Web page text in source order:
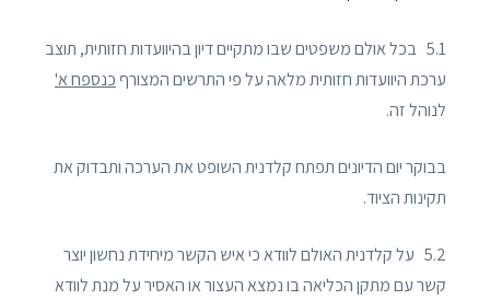
5.1 בכל אולם משפטים שבו מתקיים דיון בהיוועדות חזותית, תוצב
ערכת היוועדות חזותית מלאה על פי התרשים המצורף כנספח א'
לנוהל זה.
בבוקר יום הדיונים תפתח קלדנית השופט את הערכה ותבדוק את
תקינות הציוד.
5.2 על קלדנית האולם לוודא כי איש הקשר מיחידת נחשון יוצר
קשר עם מתקן הכליאה בו נמצא העצור או האסיר על מנת לוודא